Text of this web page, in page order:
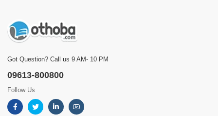
Got Question? Call us 9 AM- 10 PM
09613-800800
Follow Us